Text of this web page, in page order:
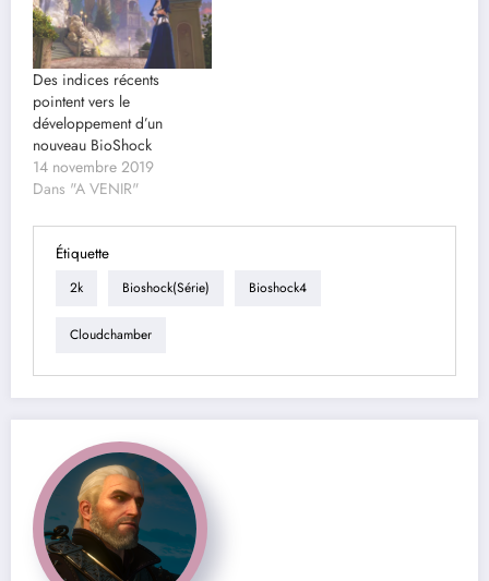
Des indices récents
pointent vers le
développement d’un
nouveau BioShock
14 novembre 2019
Dans "A VENIR"
Étiquette
2k Bioshock(série) Bioshock4
Cloudchamber